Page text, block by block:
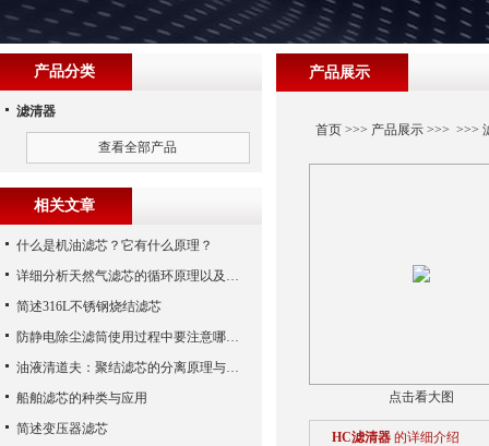
产品展示
首页>>> 产品展示>>> >>>
点击看大图
HC滤清器 的详细介绍
产品分类
滤清器
查看全部产品
相关文章
什么是机油滤芯？它有什么原理？
详细分析天然气滤芯的循环原理以及使用特性
简述316L不锈钢烧结滤芯
防静电除尘滤筒使用过程中要注意哪些事项
油液清道夫：聚结滤芯的分离原理与核心作用解析
船舶滤芯的种类与应用
简述变压器滤芯